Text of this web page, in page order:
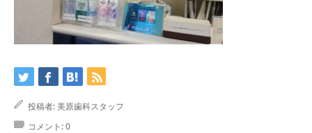
投稿者:美原歯科スタッフ
コメント:0
スタッフブログ